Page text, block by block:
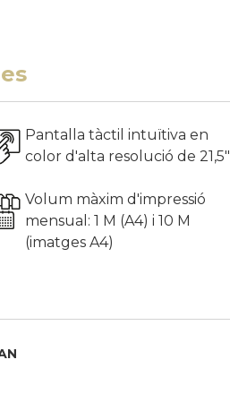
Pantalla tàctil intuïtiva en
color d'alta resolució de 21,5"
Volum màxim d'impressió
mensual: 1 M (A4) i 10 M
(imatges A4)